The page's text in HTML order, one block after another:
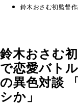
鈴木おさむ初監督
鈴木おさむ
で恋愛バト
の異色対談
シか」